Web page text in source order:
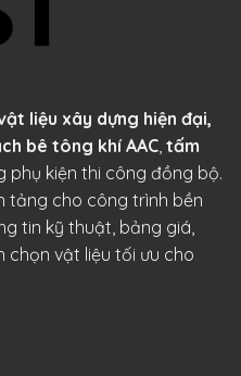
liệu xây dựng hiện đại,
bê tông khí AAC, tấm
phụ kiện thi công đồng bộ.
tảng cho công trình bền
tin kỹ thuật, bảng giá,
chọn vật liệu tối ưu cho